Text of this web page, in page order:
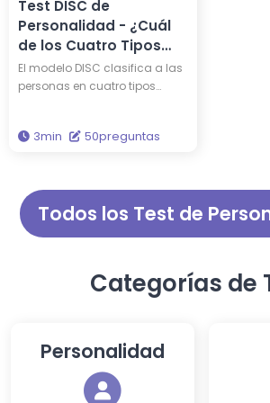
Test DISC de
Personalidad - ¿Cuál
de los Cuatro Tipos
Eres?
El modelo DISC clasifica a las
personas en cuatro tipos
(S) y Cumplimiento (C). Al
tipos perteneces.
3min 50preguntas
Todos los Test de
Categorías de
Personalidad